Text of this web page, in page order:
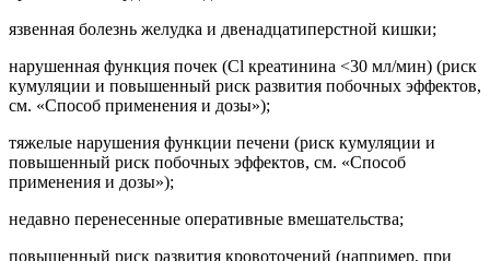
язвенная болезнь желудка и двенадцатиперстной кишки;
нарушенная функция почек (Cl креатинина <30 мл/мин) (риск
кумуляции и повышенный риск развития побочных эффектов,
см. «Способ применения и дозы»);
тяжелые нарушения функции печени (риск кумуляции и
повышенный риск побочных эффектов, см. «Способ
применения и дозы»);
недавно перенесенные оперативные вмешательства;
повышенный риск развития кровоточений (например, при